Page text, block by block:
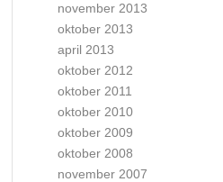
november 2013
oktober 2013
april 2013
oktober 2012
oktober 2011
oktober 2010
oktober 2009
oktober 2008
november 2007